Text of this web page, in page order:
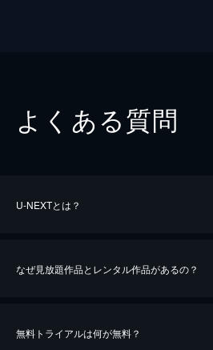
よくある質問
U-NEXTとは？
なぜ見放題作品とレンタル作品があるの？
無料トライアルは何が無料？